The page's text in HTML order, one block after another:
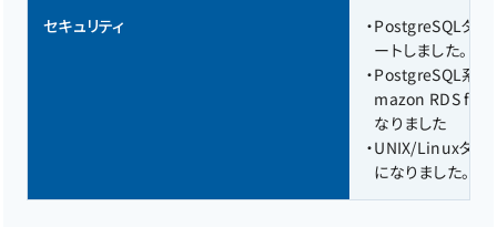
セキュリティ ・PostgreSQLター
ートしました。
・PostgreSQL系
mazon RDS for
なりました
・UNIX/Linuxター
になりました。